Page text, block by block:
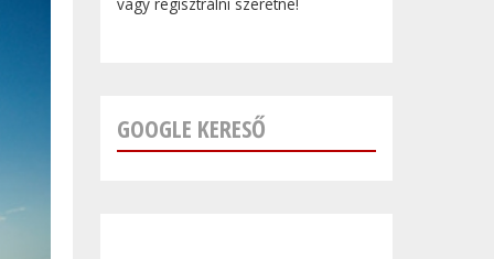
vagy regisztrálni szeretne!
GOOGLE KERESŐ